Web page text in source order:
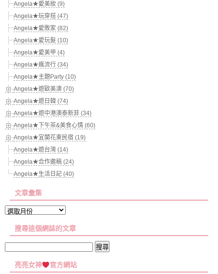
Angela★愛美妝 (9)
Angela★玩穿搭 (47)
Angela★愛敗家 (82)
Angela★愛玩髮 (10)
Angela★愛美甲 (4)
Angela★瘋流行 (34)
Angela★主題Party (10)
Angela★遊歐美澳 (70)
Angela★遊日韓 (74)
Angela★遊中港澳泰新菲 (34)
Angela★下午茶&美食心情 (60)
Angela★宜蘭花東民宿 (19)
Angela★遊台灣 (14)
Angela★合作邀稿 (24)
Angela★生活日記 (40)
文章彙集
文
彙
搜尋這個網誌的文章
關
亮亮女神 官方網站